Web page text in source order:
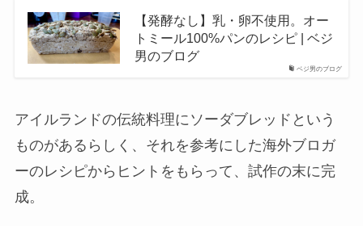
ベジ男のブログ
【発酵なし】乳・卵不使用。オー
トミール100%パンのレシピ | ベジ
男のブログ
アイルランドの伝統料理にソーダブレッドという
ものがあるらしく、それを参考にした海外ブロガ
ーのレシピからヒントをもらって、試作の末に完
成。